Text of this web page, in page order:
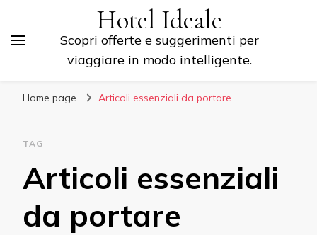
Hotel Ideale
Scopri offerte e suggerimenti per
viaggiare in modo intelligente.
Home page Articoli essenziali da portare
TAG
Articoli essenziali
da portare